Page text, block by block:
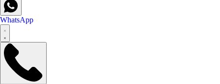
WhatsApp